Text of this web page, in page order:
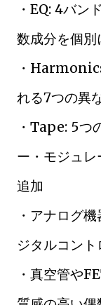
・EQ: 4バン
数成分を個
・
れる7つの異
・Tape: 5つ
ー・モジュ
追加
・アナログ
ジタルコン
・真空管や